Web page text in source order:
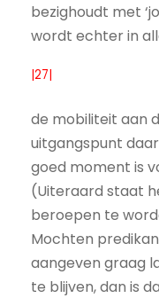
bezighoudt met
wordt echter in
|27|
de mobiliteit aan
uitgangspunt
goed moment is
(Uiteraard staat
beroepen te
Mochten
aangeven graag
te blijven, dan is